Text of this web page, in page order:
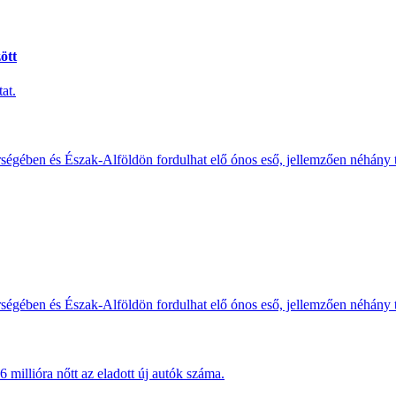
és Észak-Alföldön fordulhat elő ónos eső, jellemzően
és Észak-Alföldön fordulhat elő ónos eső, jellemzően
millióra nőtt az eladott új autók száma.